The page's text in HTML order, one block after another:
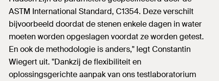
ASTM International Standard, C1354. Deze verschilt
bijvoorbeeld doordat de stenen enkele dagen in water
moeten worden opgeslagen voordat ze worden getest.
En ook de methodologie is anders," legt Constantin
Wiegert uit. "Dankzij de flexibiliteit en
oplossingsgerichte aanpak van ons testlaboratorium